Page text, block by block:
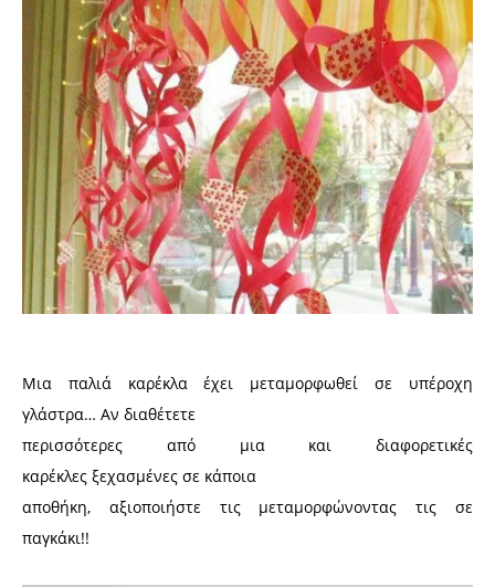
Μια παλιά καρέκλα έχει μεταμορφωθεί σε υπέροχη
γλάστρα… Αν διαθέτετε
περισσότερες από μια και διαφορετικές
καρέκλες ξεχασμένες σε κάποια
αποθήκη, αξιοποιήστε τις μεταμορφώνοντας τις σε
παγκάκι!!